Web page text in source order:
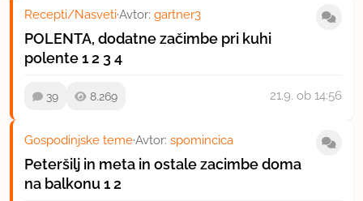
Recepti/Nasveti·Avtor: gartner3
POLENTA, dodatne začimbe pri kuhi
polente1 2 3 4
39 8.269 21.9. ob 14:56
Gospodinjske teme·Avtor: spomincica
Peteršilj in meta in ostale zacimbe doma
na balkonu1 2